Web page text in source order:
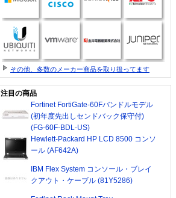
その他、多数のメーカー商品を取り扱ってます
注目の商品
Fortinet FortiGate-60Fバンドルモデル
(初年度先出しセンドバック保守付)
(FG-60F-BDL-US)
Hewlett-Packard HP LCD 8500 コンソ
ール (AF642A)
IBM Flex System コンソール・ブレイ
クアウト・ケーブル (81Y5286)